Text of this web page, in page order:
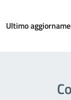
Ultimo